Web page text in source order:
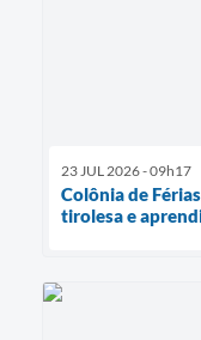
23 JUL 2026 - 09h17
Colônia de
tirolesa e